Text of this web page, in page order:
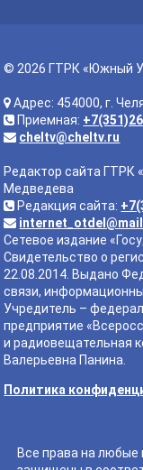
© 2026 ГТРК «Южный
Адрес: 454000, г.
Приемная:
cheltv@cheltv.ru
Редактор сайта ГТРК
Медведева
Редакция сайта:
Сетевое издание
Свидетельство о
22.08.2014. Выдано
связи,
Учредитель –
предприятие
и радиовещательная
Валерьевна Панина.
Политика
Все права на любые